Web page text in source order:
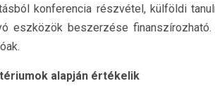
konferencia részvétel, külföldi
eszközök beszerzése
alapján értékelik